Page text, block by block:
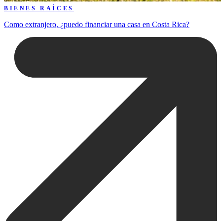
BIENES RAÍCES
Como extranjero, ¿puedo financiar una casa en Costa Rica?